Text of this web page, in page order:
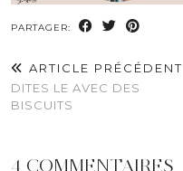
PARTAGER:
ARTICLE PRÉCÉDENT
DITES LE AVEC DES
BISCUITS
4 COMMENTAIRES